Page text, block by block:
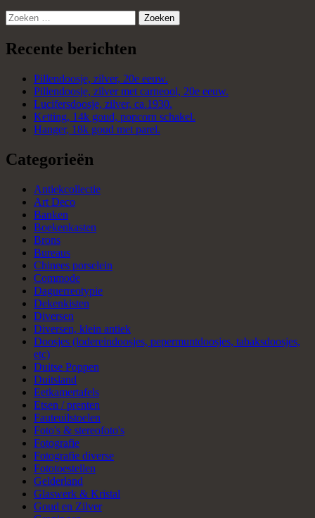
Zoeken
naar:
Recente berichten
Pillendoosje, zilver, 20e eeuw.
Pillendoosje, zilver met carneool, 20e eeuw.
Lucifersdoosje, zilver, ca.1930.
Ketting, 14k goud, popcorn schakel.
Hanger, 18k goud met parel.
Categorieën
Antiekcollectie
Art Deco
Banken
Boekenkasten
Brons
Bureaus
Chinees porselein
Commode
Daguerreotypie
Dekenkisten
Diversen
Diversen, klein antiek
Doosjes (lodereindoosjes, pepermuntdoosjes, tabaksdoosjes,
etc)
Duitse Poppen
Duitsland
Eetkamertafels
Etsen / prenten
Fauteuilstoelen
Foto's & stereofoto's
Fotografie
Fotografie diverse
Fototoestellen
Gelderland
Glaswerk & Kristal
Goud en Zilver